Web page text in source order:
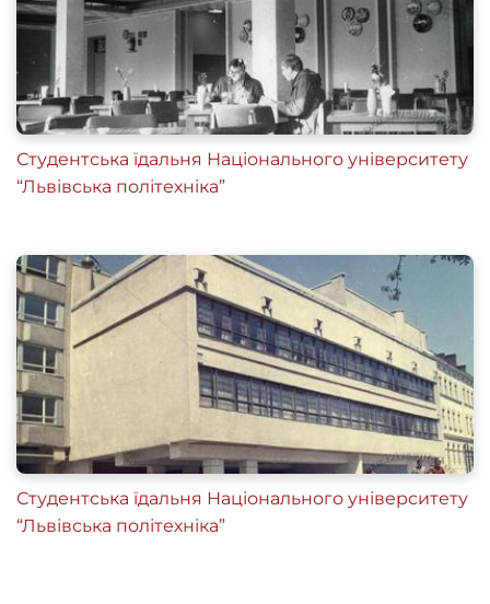
Студентська їдальня Національного університету
“Львівська політехніка”
Студентська їдальня Національного університету
“Львівська політехніка”